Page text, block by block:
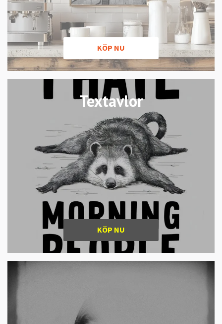
KÖP NU
Textavlor
KÖP NU